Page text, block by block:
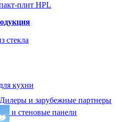
плит HPL
стекла
кухни
и стеновые панели
Дилеры и зарубежные партнеры